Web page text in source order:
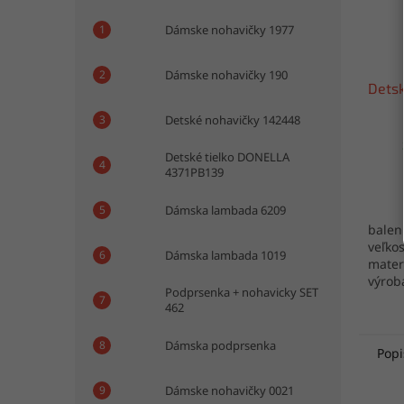
Dámske nohavičky 1977
Dámske nohavičky 190
Detské nohavičky 142448
Detské tielko DONELLA
4371PB139
Dámska lambada 6209
Dámska lambada 1019
Podprsenka + nohavicky SET
462
Dámska podprsenka
Dámske nohavičky 0021